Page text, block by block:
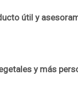
útil y
y más